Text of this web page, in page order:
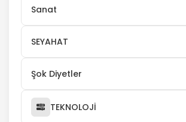
Sanat
SEYAHAT
Şok Diyetler
TEKNOLOJİ